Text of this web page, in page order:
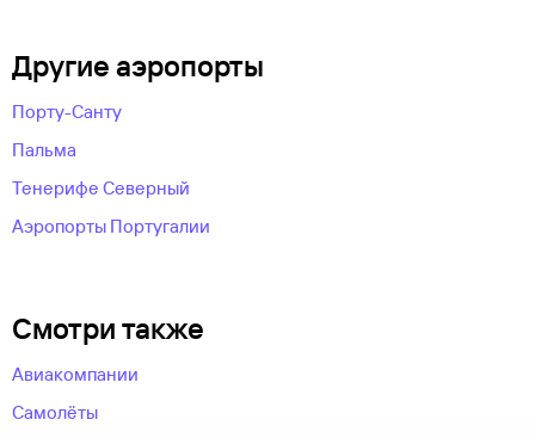
Другие аэропорты
Порту-Санту
Пальма
Тенерифе Северный
Аэропорты Португалии
Смотри также
Авиакомпании
Самолёты